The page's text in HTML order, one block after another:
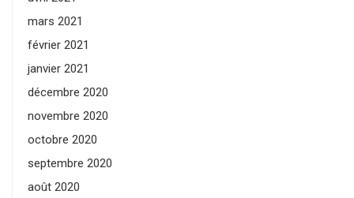
mars 2021
février 2021
janvier 2021
décembre 2020
novembre 2020
octobre 2020
septembre 2020
août 2020